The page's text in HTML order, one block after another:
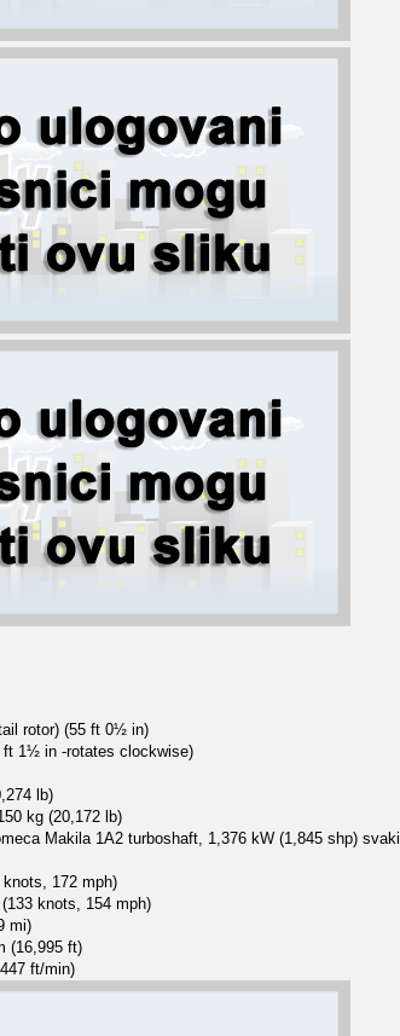
rotor) (55 ft 0½ in)
ft 1½ in -rotates clockwise)
lb)
kg (20,172 lb)
Makila 1A2 turboshaft, 1,376 kW (1,845 shp) svaki
172 mph)
knots, 154 mph)
mi)
(16,995 ft)
ft/min)